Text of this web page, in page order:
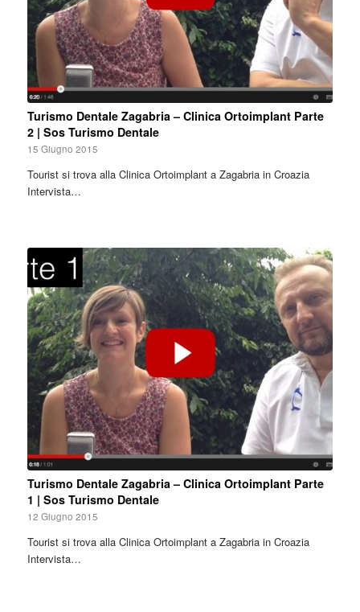
Turismo Dentale Zagabria – Clinica Ortoimplant Parte
2 | Sos Turismo Dentale
15 Giugno 2015
Tourist si trova alla Clinica Ortoimplant a Zagabria in Croazia
Intervista…
Turismo Dentale Zagabria – Clinica Ortoimplant Parte
1 | Sos Turismo Dentale
12 Giugno 2015
Tourist si trova alla Clinica Ortoimplant a Zagabria in Croazia
Intervista…